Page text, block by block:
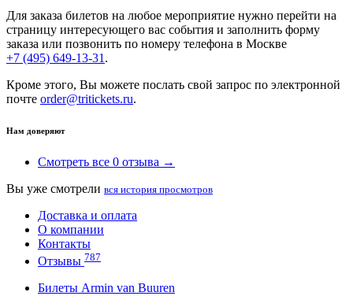
Для заказа билетов на любое мероприятие нужно перейти на
страницу интересующего вас события и заполнить форму
заказа или позвонить по номеру телефона в Москве
+7 (495) 649-13-31 .
Кроме этого, Вы можете послать свой запрос по электронной
почте order@tritickets.ru.
Нам доверяют
Смотреть все 0 отзыва →
Вы уже смотрели вся история просмотров
Доставка и оплата
О компании
Контакты
Отзывы 787
Билеты Armin van Buuren